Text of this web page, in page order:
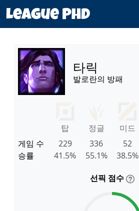
타릭
발로란의 방패
탑 정글 미드
게임 수
229 336 52
승률
41.5% 55.1% 38.5%
선픽 점수